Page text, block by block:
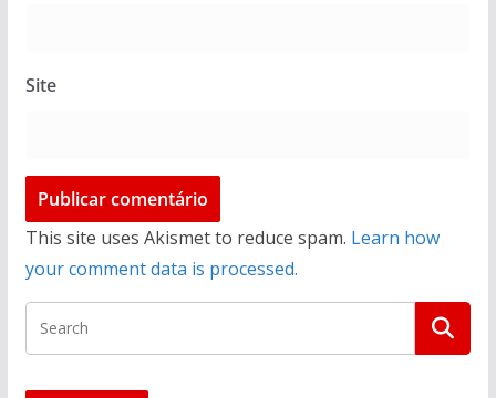
Site
This site uses Akismet to reduce spam. Learn how
your comment data is processed.